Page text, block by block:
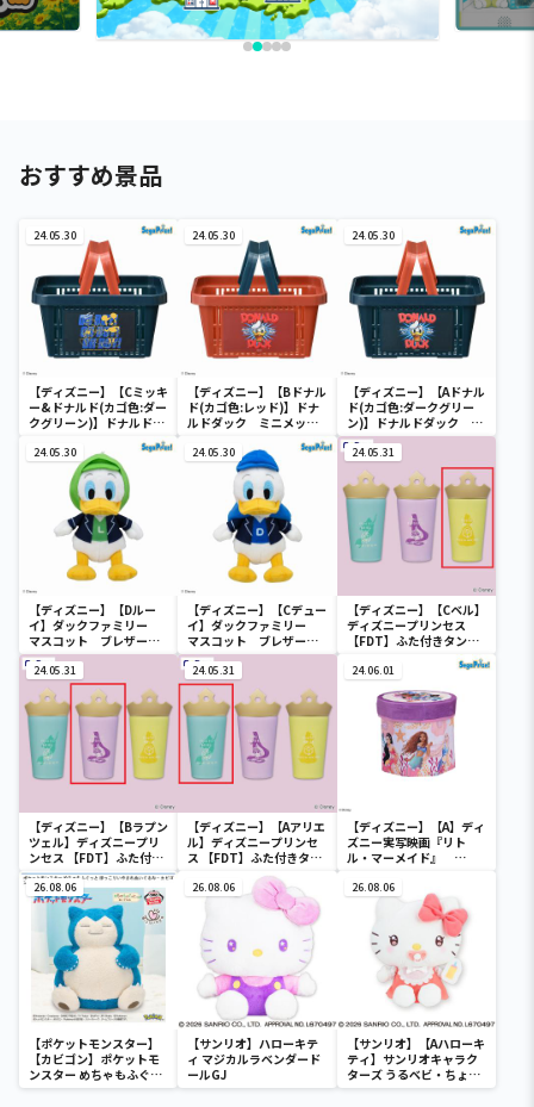
おすすめ景品
24.05.30
【ディズニー】【Cミッキ
ー&ドナルド(カゴ色:ダー
クグリーン)】ドナルドダ
ック ミニメッシュカゴ
24.05.30
【ディズニー】【Bドナル
ド(カゴ色:レッド)】ドナ
ルドダック ミニメッシ
24.05.30
【ディズニー】【Aドナル
ド(カゴ色:ダークグリー
ン)】ドナルドダック ミ
ニメッシュカゴ
24.05.30
【ディズニー】【Dルー
イ】ダックファミリー
マスコット ブレザーコ
スチューム
24.05.30
【ディズニー】【Cデュー
イ】ダックファミリー
マスコット ブレザーコ
スチューム
24.05.31
【ディズニー】【Cベル】
ディズニープリンセス
【FDT】ふた付きタンブ
24.05.31
【ディズニー】【Bラプン
ツェル】ディズニープリ
ンセス 【FDT】ふた付き
タンブラー
24.05.31
【ディズニー】【Aアリエ
ル】ディズニープリンセ
ス 【FDT】ふた付きタン
24.06.01
【ディズニー】【A】ディ
ズニー実写映画『リト
ル・マーメイド』
チェアー
26.08.06
【ポケットモンスター】
【カビゴン】ポケットモ
ンスター めちゃもふぐっ
と ほっこりいやされぬい
26.08.06
【サンリオ】ハローキテ
ィ マジカルラベンダード
ールGJ
26.08.06
【サンリオ】【Aハローキ
ティ】サンリオキャラク
ターズ うるベビ・ちょい
デカドール